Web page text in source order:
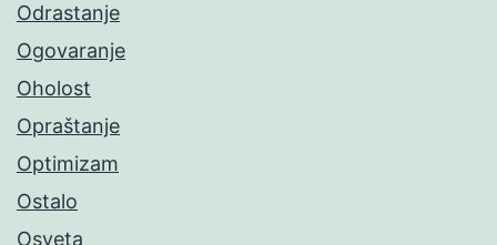
Odrastanje
Ogovaranje
Oholost
Opraštanje
Optimizam
Ostalo
Osveta